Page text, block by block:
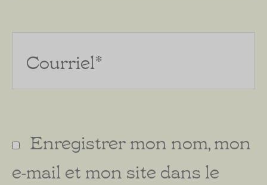
Enregistrer mon nom, mon
e-mail et mon site dans le